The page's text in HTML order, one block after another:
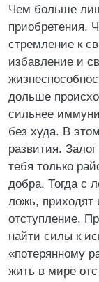
Чем больше
приобретения.
стремление к
избавление и
дольше
сильнее
без худа. В
развития.
тебя только
добра. Тогда с
ложь, приходят
отступление.
найти силы к
«потерянному
жить в мире